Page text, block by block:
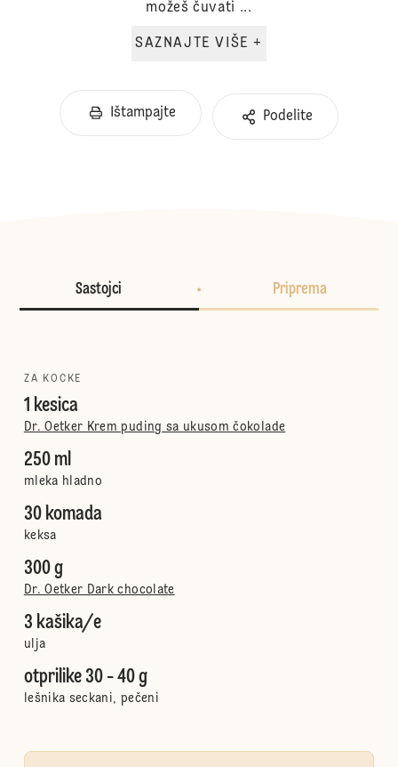
možeš čuvati ...
SAZNAJTE VIŠE +
Ištampajte Podelite
Sastojci Priprema
ZA KOCKE
1 kesica
Dr. Oetker Krem puding sa ukusom čokolade
250 ml
mleka hladno
30 komada
keksa
300 g
Dr. Oetker Dark chocolate
3 kašika/e
ulja
otprilike 30 - 40 g
lešnika seckani, pečeni